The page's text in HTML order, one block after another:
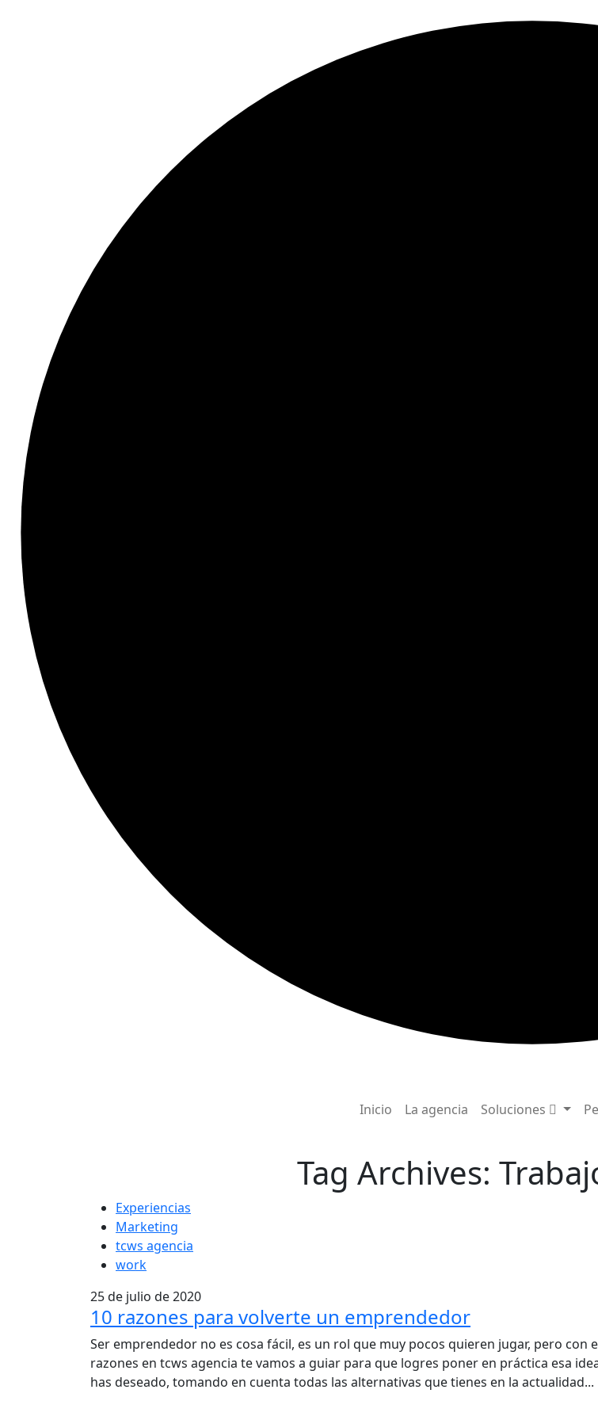
Inicio La agencia Soluciones
Tag Archives:
Experiencias
Marketing
tcws agencia
work
25 de julio de 2020
10 razones para volverte un emprendedor
Ser emprendedor no es cosa fácil, es un rol que muy pocos quieren jugar, pero con
razones en tcws agencia te vamos a guiar para que logres poner en práctica esa
has deseado, tomando en cuenta todas las alternativas que tienes en la actualidad...